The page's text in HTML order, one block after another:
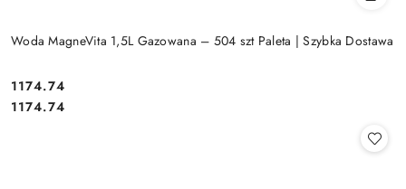
Woda MagneVita 1,5L Gazowana – 504 szt Paleta | Szybka Dostawa
Cena:
1174.74
Cena:
1174.74